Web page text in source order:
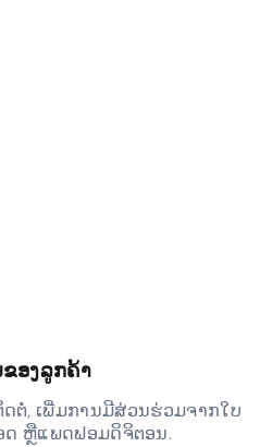
ອງລູກຄ້າ
ຕໍ່, ເພີ່ມການມີສ່ວນຮ່ວມຈາກໃບ
ດ ຫຼືແພດຟອມດິຈິຕອນ.